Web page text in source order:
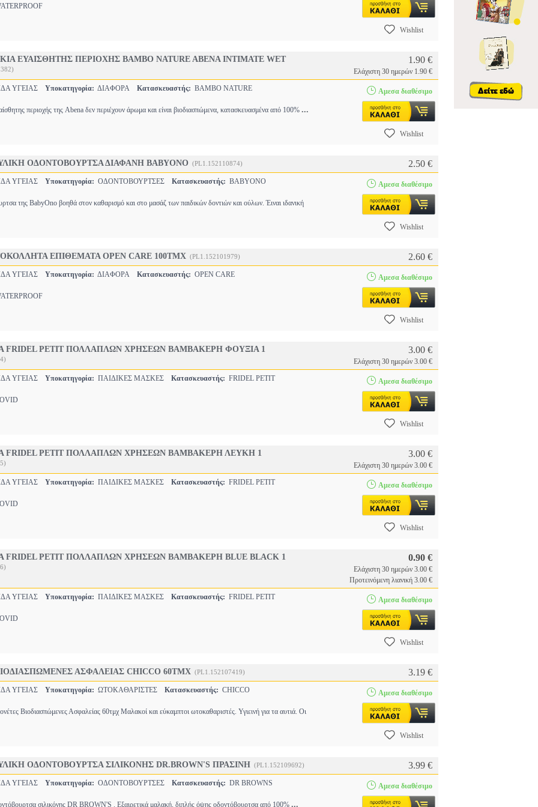
Wishlist
ΕΥΑΙΣΘΗΤΗΣ ΠΕΡΙΟΧΗΣ BAMBO NATURE ABENA INTIMATE WET 1.90 €
Ελάχιστη 30 ημερών 1.90 €
ΥΓΕΙΑΣ Υποκατηγορία: ΔΙΑΦΟΡΑ Κατασκευαστής: BAMBO NATURE
περιοχής της Abena δεν περιέχουν άρωμα και είναι βιοδιασπώμενα, κατασκευασμένα από 100% ...
Αμεσα διαθέσιμο
Wishlist
ΟΔΟΝΤΟΒΟΥΡΤΣΑ ΔΙΑΦΑΝΗ BABYONO (PL1.152110874) 2.50 €
ΥΓΕΙΑΣ Υποκατηγορία: ΟΔΟΝΤΟΒΟΥΡΤΣΕΣ Κατασκευαστής: BABYONO
της BabyOno βοηθά στον καθαρισμό και στο μασάζ των παιδικών δοντιών και ούλων. Έιναι ιδανική
Αμεσα διαθέσιμο
Wishlist
ΕΠΙΘΕΜΑΤΑ OPEN CARE 100ΤΜΧ (PL1.152101979) 2.60 €
ΥΓΕΙΑΣ Υποκατηγορία: ΔΙΑΦΟΡΑ Κατασκευαστής: OPEN CARE Αμεσα διαθέσιμο
Wishlist
FRIDEL PETIT ΠΟΛΛΑΠΛΩΝ ΧΡΗΣΕΩΝ ΒΑΜΒΑΚΕΡΗ ΦΟΥΞΙΑ 1 3.00 €
Ελάχιστη 30 ημερών 3.00 €
ΥΓΕΙΑΣ Υποκατηγορία: ΠΑΙΔΙΚΕΣ ΜΑΣΚΕΣ Κατασκευαστής: FRIDEL PETIT Αμεσα διαθέσιμο
Wishlist
FRIDEL PETIT ΠΟΛΛΑΠΛΩΝ ΧΡΗΣΕΩΝ ΒΑΜΒΑΚΕΡΗ ΛΕΥΚΗ 1 3.00 €
Ελάχιστη 30 ημερών 3.00 €
ΥΓΕΙΑΣ Υποκατηγορία: ΠΑΙΔΙΚΕΣ ΜΑΣΚΕΣ Κατασκευαστής: FRIDEL PETIT Αμεσα διαθέσιμο
Wishlist
FRIDEL PETIT ΠΟΛΛΑΠΛΩΝ ΧΡΗΣΕΩΝ ΒΑΜΒΑΚΕΡΗ BLUE BLACK 1 0.90 €
Ελάχιστη 30 ημερών 3.00 €
Προτεινόμενη λιανική 3.00 €
ΥΓΕΙΑΣ Υποκατηγορία: ΠΑΙΔΙΚΕΣ ΜΑΣΚΕΣ Κατασκευαστής: FRIDEL PETIT Αμεσα διαθέσιμο
Wishlist
ΑΣΦΑΛΕΙΑΣ CHICCO 60ΤΜΧ (PL1.152107419) 3.19 €
ΥΓΕΙΑΣ Υποκατηγορία: ΩΤΟΚΑΘΑΡΙΣΤΕΣ Κατασκευαστής: CHICCO
Βιοδιασπώμενες Ασφαλείας 60τμχ Μαλακοί και εύκαμπτοι ωτοκαθαριστές. Υγιεινή για τα αυτιά. Οι
Αμεσα διαθέσιμο
Wishlist
ΟΔΟΝΤΟΒΟΥΡΤΣΑ ΣΙΛΙΚΟΝΗΣ DR.BROWN'S ΠΡΑΣΙΝΗ (PL1.152109692) 3.99 €
ΥΓΕΙΑΣ Υποκατηγορία: ΟΔΟΝΤΟΒΟΥΡΤΣΕΣ Κατασκευαστής: DR BROWNS
σιλικόνης DR BROWN'S . Εξαιρετικά μαλακή, διπλής όψης οδοντόβουρτσα από 100% ...
Αμεσα διαθέσιμο